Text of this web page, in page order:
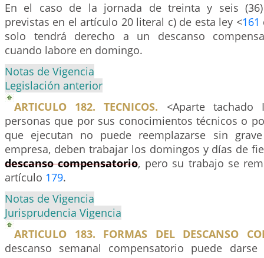
En el caso de la jornada de treinta y seis (36)
previstas en el artículo 20 literal c) de esta ley <161
solo tendrá derecho a un descanso
cuando labore en domingo.
Notas de Vigencia
Legislación anterior
ARTICULO 182. TECNICOS. <Aparte tachado
personas que por sus conocimientos técnicos o
que ejecutan no puede reemplazarse sin
empresa, deben trabajar los domingos y días de
descanso compensatorio, pero su trabajo se
artículo 179.
Notas de Vigencia
Jurisprudencia Vigencia
ARTICULO 183. FORMAS DEL DESCANSO
descanso semanal compensatorio puede